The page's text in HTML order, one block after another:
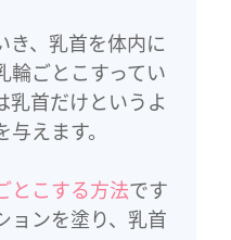
き、乳首を体内に
輪ごとこすってい
乳首だけというよ
えます。
とこする方法です
ョンを塗り、乳首